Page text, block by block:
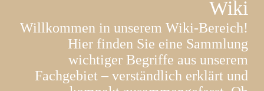
Wiki
Willkommen in unserem Wiki-Bereich!
Hier finden Sie eine Sammlung
wichtiger Begriffe aus unserem
Fachgebiet – verständlich erklärt und